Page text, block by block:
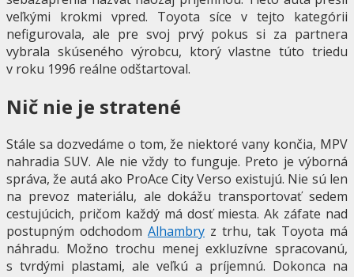
veľkými krokmi vpred. Toyota síce v tejto kategórii
nefigurovala, ale pre svoj prvý pokus si za partnera
vybrala skúseného výrobcu, ktorý vlastne túto triedu
v roku 1996 reálne odštartoval.
Nič nie je stratené
Stále sa dozvedáme o tom, že niektoré vany končia, MPV
nahradia SUV. Ale nie vždy to funguje. Preto je výborná
správa, že autá ako ProAce City Verso existujú. Nie sú len
na prevoz materiálu, ale dokážu transportovať sedem
cestujúcich, pričom každý má dosť miesta. Ak záfate nad
postupným odchodom Alhambry z trhu, tak Toyota má
náhradu. Možno trochu menej exkluzívne spracovanú,
s tvrdými plastami, ale veľkú a príjemnú. Dokonca na